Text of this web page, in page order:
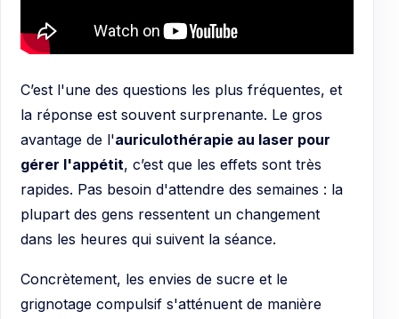
C’est l'une des questions les plus fréquentes, et
la réponse est souvent surprenante. Le gros
avantage de l'auriculothérapie au laser pour
gérer l'appétit, c’est que les effets sont très
rapides. Pas besoin d'attendre des semaines : la
plupart des gens ressentent un changement
dans les heures qui suivent la séance.
Concrètement, les envies de sucre et le
grignotage compulsif s'atténuent de manière